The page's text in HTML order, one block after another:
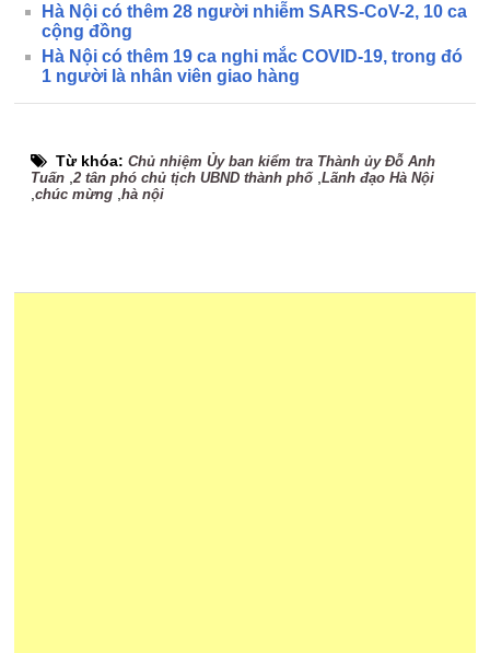
Hà Nội có thêm 28 người nhiễm SARS-CoV-2, 10 ca
cộng đồng
Hà Nội có thêm 19 ca nghi mắc COVID-19, trong đó
1 người là nhân viên giao hàng
Từ khóa:Chủ nhiệm Ủy ban kiểm tra Thành ủy Đỗ Anh
Tuấn ,2 tân phó chủ tịch UBND thành phố,Lãnh đạo Hà Nội
,chúc mừng ,hà nội